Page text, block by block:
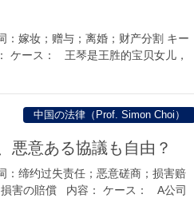
嫁妆；赠与；离婚；财产分割 キー
ケース： 王琴是王胜的宝贝女儿，
中国の法律（Prof. Simon Choi）
悪意ある協議も自由？
缔约过失责任；恶意磋商；损害赔
損害の賠償 内容： ケース： A公司